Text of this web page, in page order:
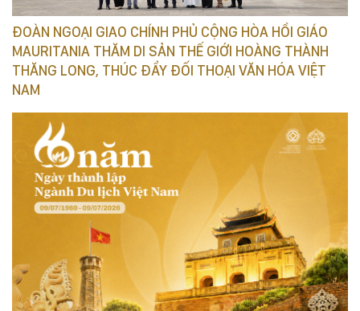
ĐOÀN NGOẠI GIAO CHÍNH PHỦ CỘNG HÒA HỒI GIÁO
MAURITANIA THĂM DI SẢN THẾ GIỚI HOÀNG THÀNH
THĂNG LONG, THÚC ĐẨY ĐỐI THOẠI VĂN HÓA VIỆT
NAM